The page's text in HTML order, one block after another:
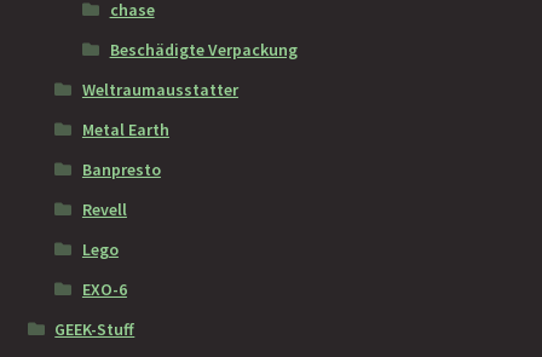
chase
Beschädigte Verpackung
Weltraumausstatter
Metal Earth
Banpresto
Revell
Lego
EXO-6
GEEK-Stuff